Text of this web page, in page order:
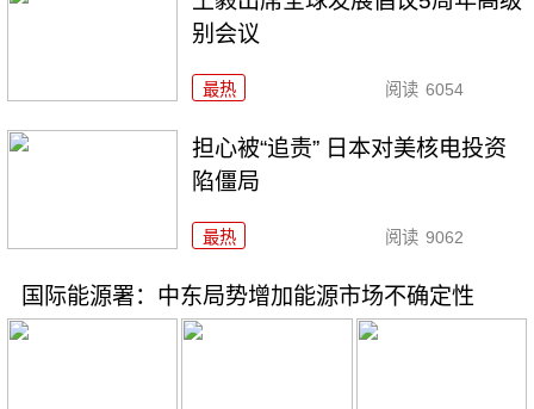
别会议
最热 阅读 6054
担心被“追责” 日本对美核电投资
陷僵局
最热 阅读 9062
国际能源署：中东局势增加能源市场不确定性